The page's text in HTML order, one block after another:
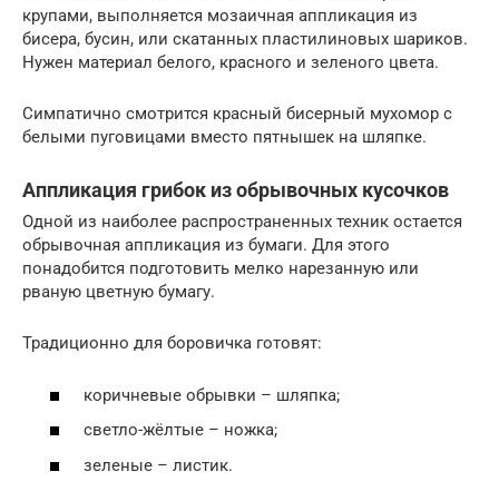
крупами, выполняется мозаичная аппликация из
бисера, бусин, или скатанных пластилиновых шариков.
Нужен материал белого, красного и зеленого цвета.
Симпатично смотрится красный бисерный мухомор с
белыми пуговицами вместо пятнышек на шляпке.
Аппликация грибок из обрывочных кусочков
Одной из наиболее распространенных техник остается
обрывочная аппликация из бумаги. Для этого
понадобится подготовить мелко нарезанную или
рваную цветную бумагу.
Традиционно для боровичка готовят:
коричневые обрывки – шляпка;
светло-жёлтые – ножка;
зеленые – листик.